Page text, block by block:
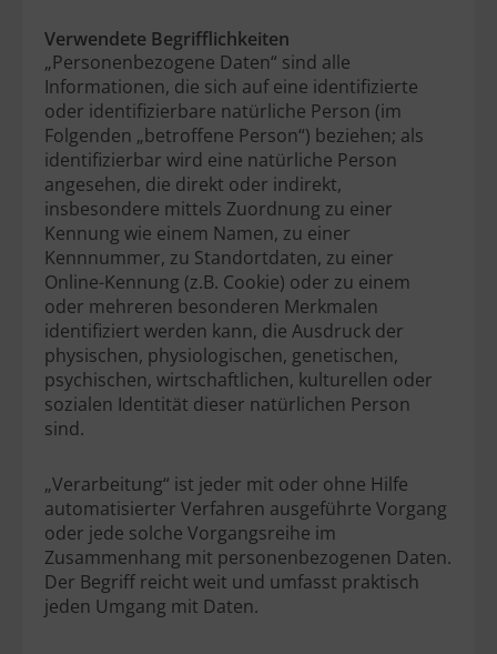
Verwendete Begrifflichkeiten
„Personenbezogene Daten“ sind alle
Informationen, die sich auf eine identifizierte
oder identifizierbare natürliche Person (im
Folgenden „betroffene Person“) beziehen; als
identifizierbar wird eine natürliche Person
angesehen, die direkt oder indirekt,
insbesondere mittels Zuordnung zu einer
Kennung wie einem Namen, zu einer
Kennnummer, zu Standortdaten, zu einer
Online-Kennung (z.B. Cookie) oder zu einem
oder mehreren besonderen Merkmalen
identifiziert werden kann, die Ausdruck der
physischen, physiologischen, genetischen,
psychischen, wirtschaftlichen, kulturellen oder
sozialen Identität dieser natürlichen Person
sind.
„Verarbeitung“ ist jeder mit oder ohne Hilfe
automatisierter Verfahren ausgeführte Vorgang
oder jede solche Vorgangsreihe im
Zusammenhang mit personenbezogenen Daten.
Der Begriff reicht weit und umfasst praktisch
jeden Umgang mit Daten.